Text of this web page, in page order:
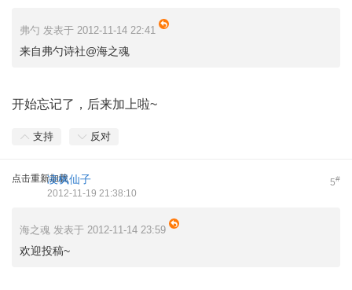
弗勺 发表于 2012-11-14 22:41
来自弗勺诗社@海之魂
开始忘记了，后来加上啦~
支持 反对
点击重新加载 5#
凌枫仙子
2012-11-19 21:38:10
海之魂 发表于 2012-11-14 23:59
欢迎投稿~